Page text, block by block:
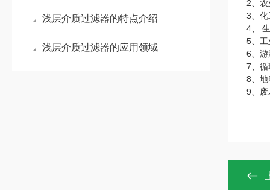
浅层介质过滤器的特点介绍
浅层介质过滤器的应用领域
2、
3、化
4、
5、工
6、游
7、循
8、地
9、废